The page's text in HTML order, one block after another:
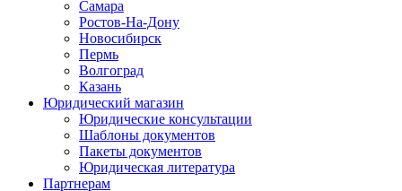
Самара
Ростов-На-Дону
Новосибирск
Пермь
Волгоград
Казань
Юридический магазин
Юридические консультации
Шаблоны документов
Пакеты документов
Юридическая литература
Партнерам